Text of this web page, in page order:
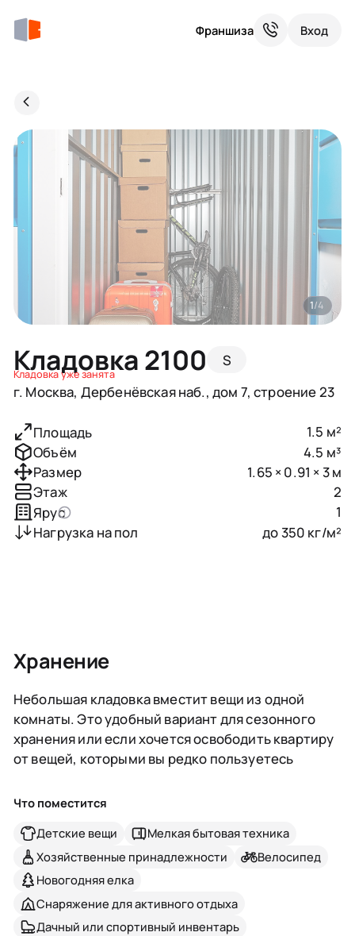
Франшиза Вход
Кладовка 2100 S
Кладовка уже занята
г. Москва, Дербенёвская наб., дом 7, строение 23
1/4
Площадь
1.5 м²
Объём
4.5 м³
Размер
1.65 × 0.91 × 3 м
Этаж
2
Ярус
1
Нагрузка на пол
до 350 кг/м²
Хранение
Небольшая кладовка вместит вещи из одной
комнаты. Это удобный вариант для сезонного
хранения или если хочется освободить квартиру
от вещей, которыми вы редко пользуетесь
Что поместится
Детские вещи
Мелкая бытовая техника
Хозяйственные принадлежности
Велосипед
Новогодняя елка
Снаряжение для активного отдыха
Дачный или спортивный инвентарь